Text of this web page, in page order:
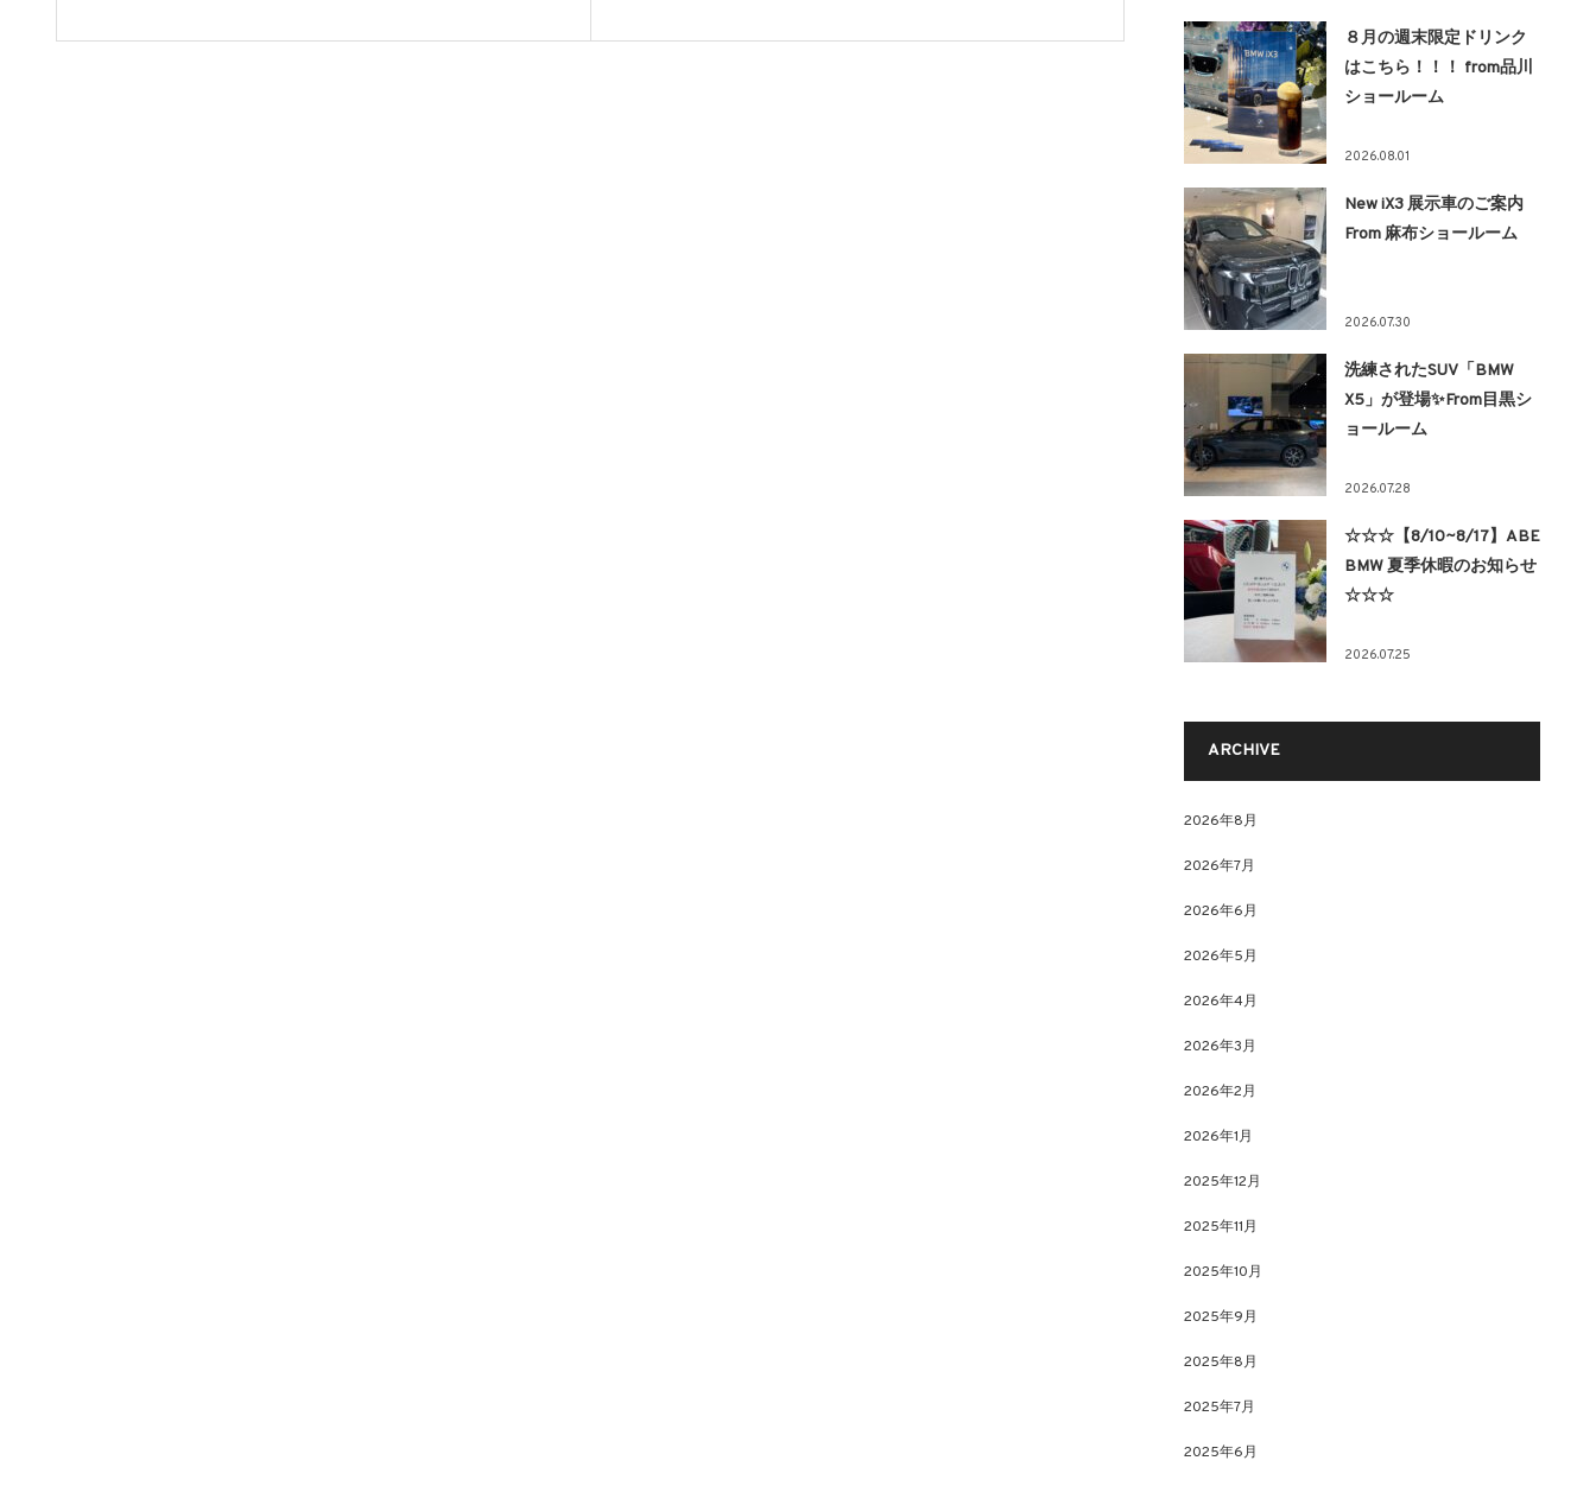
８月の週末限定ドリンク
はこちら！！！ from品川
ショールーム
2026.08.01
New iX3 展示車のご案内
From 麻布ショールーム
2026.07.30
洗練されたSUV「BMW
X5」が登場✨From目黒シ
ョールーム
2026.07.28
☆☆☆【8/10~8/17】ABE
BMW 夏季休暇のお知らせ
☆☆☆
2026.07.25
ARCHIVE
2026年8月
2026年7月
2026年6月
2026年5月
2026年4月
2026年3月
2026年2月
2026年1月
2025年12月
2025年11月
2025年10月
2025年9月
2025年8月
2025年7月
2025年6月